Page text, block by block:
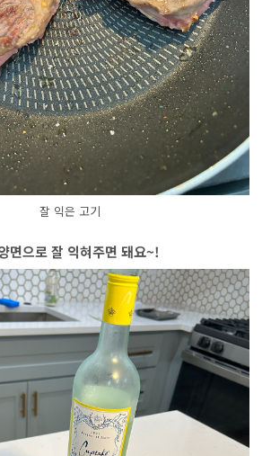
잘 익은 고기
면으로 잘 익혀주면 돼요~!